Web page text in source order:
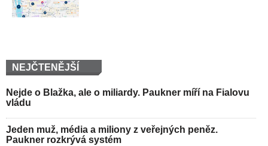
NEJČTENĚJŠÍ
Nejde o Blažka, ale o miliardy. Paukner míří na Fialovu
vládu
Jeden muž, média a miliony z veřejných peněz.
Paukner rozkrývá systém